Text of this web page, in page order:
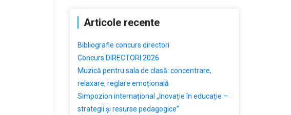
Articole recente
Bibliografie concurs directori
Concurs DIRECTORI 2026
Muzică pentru sala de clasă: concentrare,
relaxare, reglare emoțională
Simpozion internațional „Inovație în educație –
strategii și resurse pedagogice”